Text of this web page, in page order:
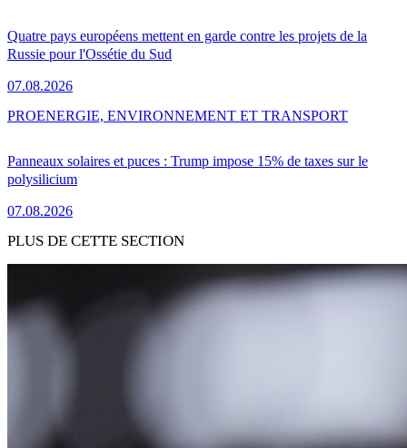
Quatre pays européens mettent en garde contre les projets de la
Russie pour l'Ossétie du Sud
07.08.2026
Panneaux solaires et puces : Trump impose 15% de taxes sur le
polysilicium
07.08.2026
PROENERGIE, ENVIRONNEMENT ET TRANSPORT
PLUS DE CETTE SECTION